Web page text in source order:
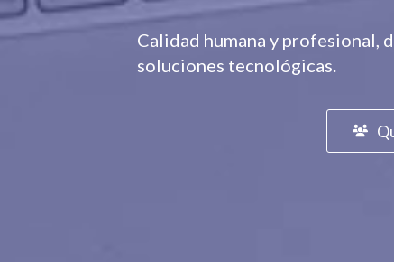
Calidad humana y profesional,
soluciones tecnológicas.